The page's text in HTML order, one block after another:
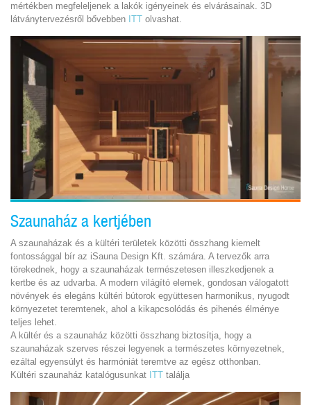
mértékben megfeleljenek a lakók igényeinek és elvárásainak. 3D
látványtervezésről bővebben ITT olvashat.
Szaunaház a kertjében
A szaunaházak és a kültéri területek közötti összhang kiemelt
fontossággal bír az iSauna Design Kft. számára. A tervezők arra
törekednek, hogy a szaunaházak természetesen illeszkedjenek a
kertbe és az udvarba. A modern világító elemek, gondosan válogatott
növények és elegáns kültéri bútorok együttesen harmonikus, nyugodt
környezetet teremtenek, ahol a kikapcsolódás és pihenés élménye
teljes lehet.
A kültér és a szaunaház közötti összhang biztosítja, hogy a
szaunaházak szerves részei legyenek a természetes környezetnek,
ezáltal egyensúlyt és harmóniát teremtve az egész otthonban.
Kültéri szaunaház katalógusunkat ITT találja